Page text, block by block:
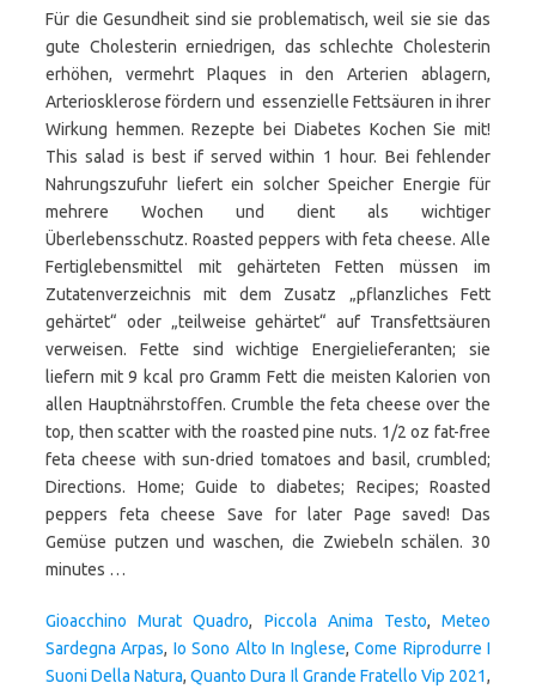
Gioacchino Murat Quadro, Piccola Anima Testo,Meteo
Sardegna Arpas, Io Sono Alto In Inglese,Come Riprodurre I
Suoni Della Natura,Quanto Dura Il Grande Fratello Vip 2021,